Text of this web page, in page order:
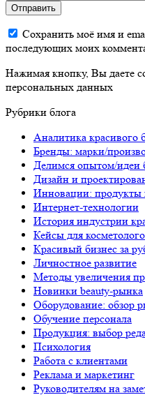
Отправить
Сохранить моё имя и
последующих моих
Нажимая кнопку, Вы даете
персональных данных
Рубрики блога
Аналитика красивого
Бренды: марки/
Делимся опытом/идеи
Дизайн и
Инновации: продукты
Интернет-технологии
История индустрии
Кейсы для
Красивый бизнес за
Личностное развитие
Методы увеличения
Новинки beauty-рынка
Оборудование: обзор
Обучение персонала
Продукция: выбор
Психология
Работа с клиентами
Реклама и маркетинг
Руководителям на